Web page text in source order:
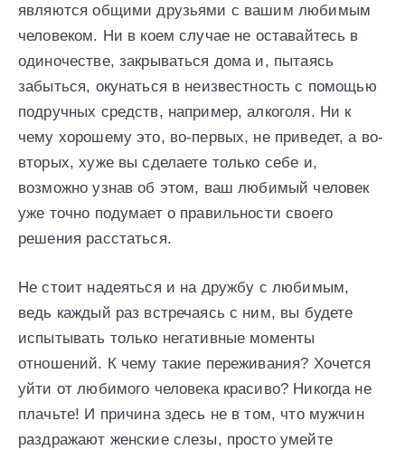
являются общими друзьями с вашим любимым
человеком. Ни в коем случае не оставайтесь в
одиночестве, закрываться дома и, пытаясь
забыться, окунаться в неизвестность с помощью
подручных средств, например, алкоголя. Ни к
чему хорошему это, во-первых, не приведет, а во-
вторых, хуже вы сделаете только себе и,
возможно узнав об этом, ваш любимый человек
уже точно подумает о правильности своего
решения расстаться.
Не стоит надеяться и на дружбу с любимым,
ведь каждый раз встречаясь с ним, вы будете
испытывать только негативные моменты
отношений. К чему такие переживания? Хочется
уйти от любимого человека красиво? Никогда не
плачьте! И причина здесь не в том, что мужчин
раздражают женские слезы, просто умейте